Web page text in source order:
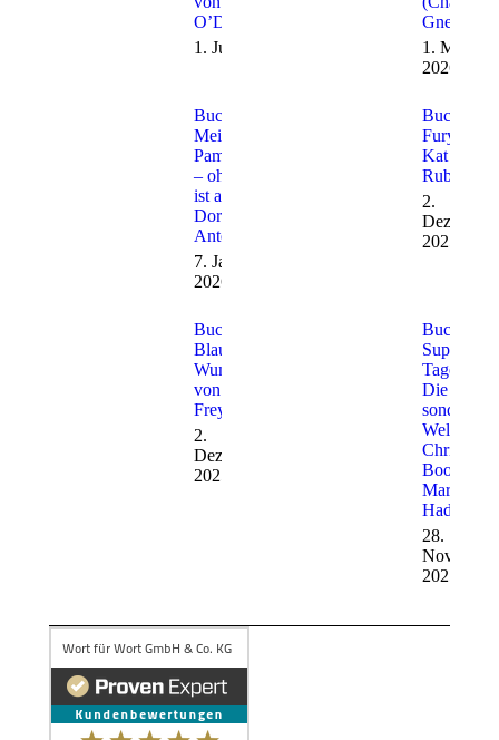
O’Donnell
1. Juli 2026
Gneuß)
1. Mai
2026
Buchtipp:
Mein
Pampaleben
– ohne dich
ist alles
Dorf (Silke
Antelmann)
7. Januar
2026
Buchtipp:
Furye von
Kat Eryn
Rubik
2.
Dezember
2025
Buchtipp:
Blaues
Wunder
von Anne
Freytag
2.
Dezember
2025
Buchtipp:
Supergute
Tage oder
Die
sonderbare
Welt des
Boone von
Mark
Haddon
28.
November
2025